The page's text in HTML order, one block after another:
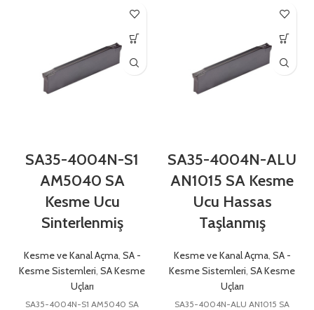
SA35-4004N-S1
AM5040 SA
Kesme Ucu
Sinterlenmiş
Kesme ve Kanal Açma, SA -
Kesme Sistemleri, SA Kesme
Uçları
SA35-4004N-S1 AM5040 SA
SA35-4004N-ALU
AN1015 SA Kesme
Ucu Hassas
Taşlanmış
Kesme ve Kanal Açma, SA -
Kesme Sistemleri, SA Kesme
Uçları
SA35-4004N-ALU AN1015 SA